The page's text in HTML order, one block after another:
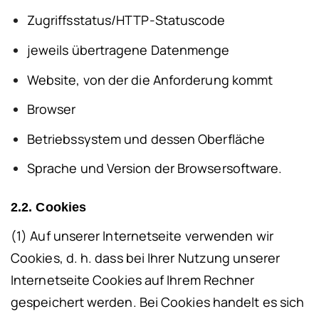
Zugriffsstatus/HTTP-Statuscode
jeweils übertragene Datenmenge
Website, von der die Anforderung kommt
Browser
Betriebssystem und dessen Oberfläche
Sprache und Version der Browsersoftware.
2.2. Cookies
(1) Auf unserer Internetseite verwenden wir
Cookies, d. h. dass bei Ihrer Nutzung unserer
Internetseite Cookies auf Ihrem Rechner
gespeichert werden. Bei Cookies handelt es sich